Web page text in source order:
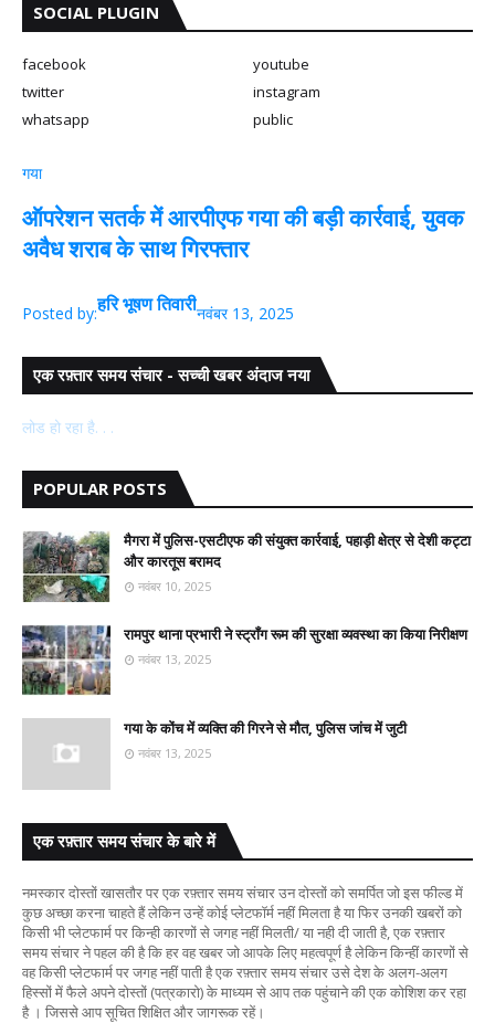
SOCIAL PLUGIN
facebook
youtube
twitter
instagram
whatsapp
public
गया
ऑपरेशन सतर्क में आरपीएफ गया की बड़ी कार्रवाई, युवक
अवैध शराब के साथ गिरफ्तार
Posted by:हरि भूषण तिवारीनवंबर 13, 2025
एक रफ़्तार समय संचार - सच्ची खबर अंदाज नया
लोड हो रहा है. . .
POPULAR POSTS
मैगरा में पुलिस-एसटीएफ की संयुक्त कार्रवाई, पहाड़ी क्षेत्र से देशी कट्टा
और कारतूस बरामद
नवंबर 10, 2025
रामपुर थाना प्रभारी ने स्ट्रॉंग रूम की सुरक्षा व्यवस्था का किया निरीक्षण
नवंबर 13, 2025
गया के कोंच में व्यक्ति की गिरने से मौत, पुलिस जांच में जुटी
नवंबर 13, 2025
एक रफ़्तार समय संचार के बारे में
नमस्कार दोस्तों खासतौर पर एक रफ़्तार समय संचार उन दोस्तों को समर्पित जो इस फील्ड में
कुछ अच्छा करना चाहते हैं लेकिन उन्हें कोई प्लेटफॉर्म नहीं मिलता है या फिर उनकी खबरों को
किसी भी प्लेटफार्म पर किन्ही कारणों से जगह नहीं मिलती/ या नही दी जाती है, एक रफ़्तार
समय संचार ने पहल की है कि हर वह खबर जो आपके लिए महत्वपूर्ण है लेकिन किन्हीं कारणों से
वह किसी प्लेटफार्म पर जगह नहीं पाती है एक रफ़्तार समय संचार उसे देश के अलग-अलग
हिस्सों में फैले अपने दोस्तों (पत्रकारो) के माध्यम से आप तक पहुंचाने की एक कोशिश कर रहा
है । जिससे आप सूचित शिक्षित और जागरूक रहें।